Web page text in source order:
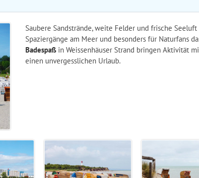
Saubere Sandstrände, weite Felder und frische
Spaziergänge am Meer und besonders für Naturfans
Badespaßin Weissenhäuser Strand bringen Aktivität
einen unvergesslichen Urlaub.